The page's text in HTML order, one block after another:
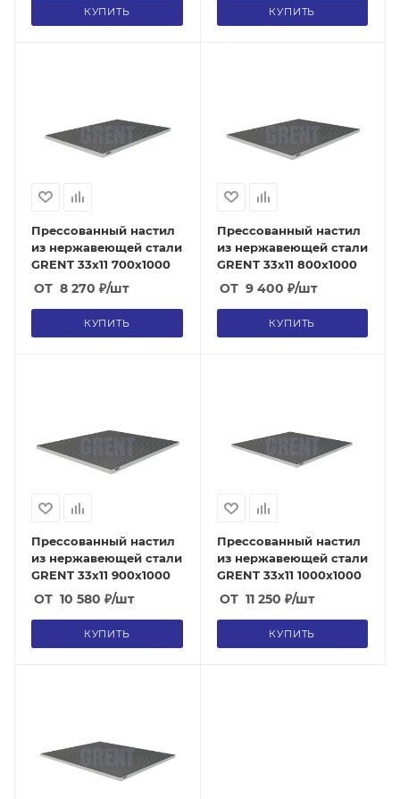
КУПИТЬ КУПИТЬ
Прессованный настил
из нержавеющей стали
GRENT 33х11 700х1000
ОТ 8 270 ₽/шт
КУПИТЬ
Прессованный настил
из нержавеющей стали
GRENT 33х11 800х1000
ОТ 9 400 ₽/шт
КУПИТЬ
Прессованный настил
из нержавеющей стали
GRENT 33х11 900х1000
ОТ 10 580 ₽/шт
КУПИТЬ
Прессованный настил
из нержавеющей стали
GRENT 33х11 1000х1000
ОТ 11 250 ₽/шт
КУПИТЬ